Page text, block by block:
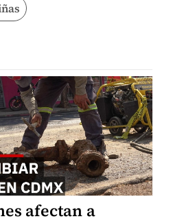
afectan a